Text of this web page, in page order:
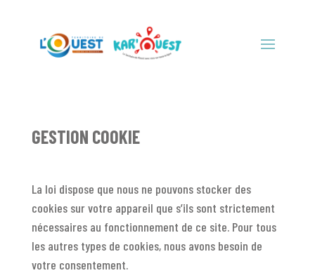
GESTION COOKIE
La loi dispose que nous ne pouvons stocker des
cookies sur votre appareil que s’ils sont strictement
nécessaires au fonctionnement de ce site. Pour tous
les autres types de cookies, nous avons besoin de
votre consentement.